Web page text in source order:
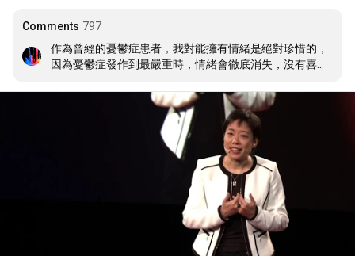
Comments 797
作為曾經的憂鬱症患者，我對能擁有情緒是絕對珍惜的，
因為憂鬱症發作到最嚴重時，情緒會徹底消失，沒有喜悅
幽魂。情緒是人最寶貴的禮物，沒真正失去過的人或許很